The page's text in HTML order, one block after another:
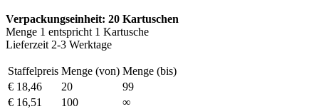
Verpackungseinheit: 20 Kartuschen
Menge 1 entspricht 1 Kartusche
Lieferzeit 2-3 Werktage
Staffelpreis Menge (von) Menge (bis)
€ 18,46 20
99
€ 16,51 100
∞